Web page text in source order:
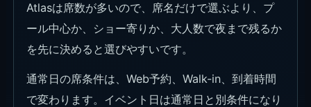
Atlasは席数が多いので、席名だけで選ぶより、プ
ール中心か、ショー寄りか、大人数で夜まで残るか
を先に決めると選びやすいです。
通常日の席条件は、Web予約、Walk-in、到着時間
で変わります。イベント日は通常日と別条件になり